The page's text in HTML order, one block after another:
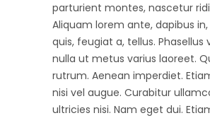
parturient montes, nascetur
Aliquam lorem ante, dapibus
quis, feugiat a, tellus. Phasellus
nulla ut metus varius laoreet.
rutrum. Aenean imperdiet.
nisi vel augue. Curabitur
ultricies nisi. Nam eget dui.